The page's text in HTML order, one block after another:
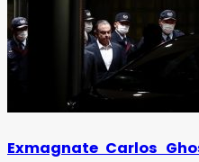
Exmagnate Carlos